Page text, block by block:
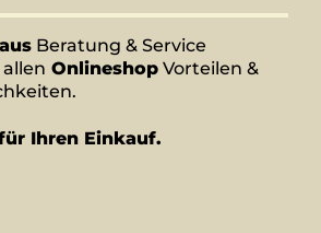
Beratung & Service
Onlineshop Vorteilen &
Ihren Einkauf.